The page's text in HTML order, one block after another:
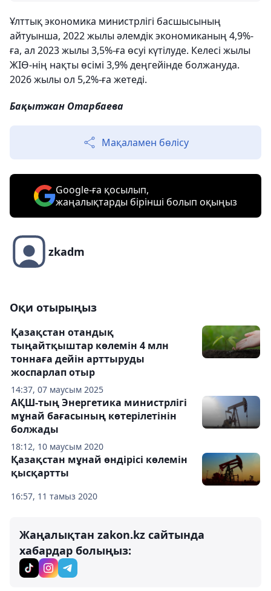
Ұлттық экономика министрлігі басшысының
айтуынша, 2022 жылы әлемдік экономиканың 4,9%-
ға, ал 2023 жылы 3,5%-ға өсуі күтілуде. Келесі жылы
ЖІӨ-нің нақты өсімі 3,9% деңгейінде болжануда.
2026 жылы ол 5,2%-ға жетеді.
Бақытжан Отарбаева
Мақаламен бөлісу
Google-ға қосылып,
жаңалықтарды бірінші болып оқыңыз
zkadm
Оқи отырыңыз
14:37, 07 маусым 2025
Қазақстан отандық
тыңайтқыштар көлемін 4 млн
тоннаға дейін арттыруды
жоспарлап отыр
18:12, 10 маусым 2020
АҚШ-тың Энергетика министрлігі
мұнай бағасының көтерілетінін
болжады
16:57, 11 тамыз 2020
Қазақстан мұнай өндірісі көлемін
қысқартты
Жаңалықтан zakon.kz сайтында
хабардар болыңыз: